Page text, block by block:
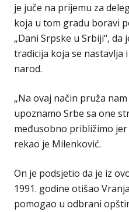
je juče na prijemu za
koja u tom gradu boravi
„Dani Srpske u Srbiji“,
tradicija koja se nastavlja
narod.
„Na ovaj način pruža
upoznamo Srbe sa one
međusobno približimo jer
rekao je Milenković.
On je podsjetio da je iz
1991. godine otišao
pomogao u odbrani